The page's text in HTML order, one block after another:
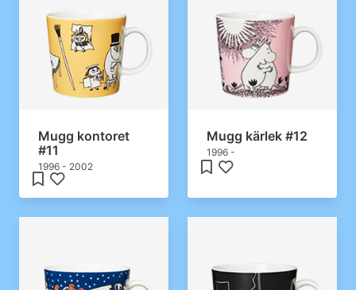
Mugg kontoret
#11
1996 - 2002
Mugg kärlek #12
1996 -